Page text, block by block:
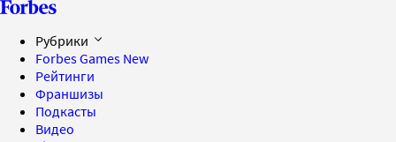
Рубрики
Forbes Games New
Рейтинги
Франшизы
Подкасты
Видео